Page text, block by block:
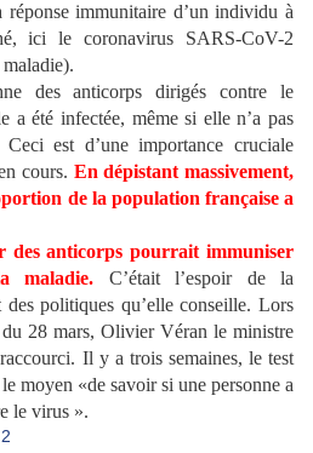
immunitaire d’un individu à
ici le coronavirus SARS-CoV-2
des anticorps dirigés contre le
a été infectée, même si elle n’a pas
est d’une importance cruciale
cours. En dépistant massivement,
de la population française a
des anticorps pourrait immuniser
maladie. C’était l’espoir de la
politiques qu’elle conseille. Lors
du 28 mars, Olivier Véran le ministre
Il y a trois semaines, le test
moyen «de savoir si une personne a
le virus ».